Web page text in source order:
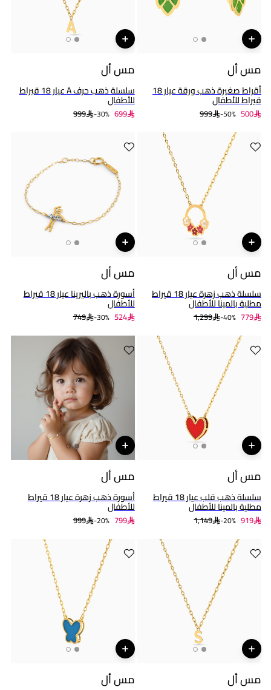
مس أل
أقراط صغيرة ذهب ورقة عيار 18
قيراط للأطفال
999 50%- 500
مس أل
سلسلة ذهب حرف A عيار 18 قيراط
للأطفال
999 30%- 699
مس أل
سلسلة ذهب زهرة عيار 18 قيراط
مطلية بالمينا للأطفال
1,299 40%- 779
مس أل
أسورة ذهب باليرينا عيار 18 قيراط
للأطفال
749 30%- 524
مس أل
سلسلة ذهب قلب عيار 18 قيراط
مطلية بالمينا للأطفال
1,149 20%- 919
مس أل
أسورة ذهب زهرة عيار 18 قيراط
للأطفال
999 20%- 799
مس أل مس أل